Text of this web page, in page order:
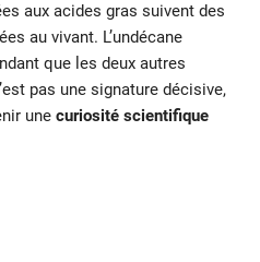
aux acides gras suivent des
au vivant. L’undécane
que les deux autres
pas une signature décisive,
une curiosité scientifique